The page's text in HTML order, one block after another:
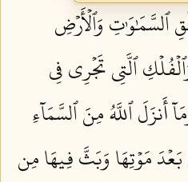
ٱلسَّمَٰوَٰتِ وَٱلۡأَرۡضِ
ٱلَّتِي تَجۡرِي فِي
أَنزَلَ ٱللَّهُ مِنَ ٱلسَّمَآءِ
مَوۡتِهَا وَبَثَّ فِيهَا مِن